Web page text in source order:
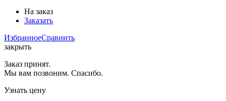
На заказ
Заказать
ИзбранноеСравнить
закрыть
Заказ принят.
Мы вам позвоним. Спасибо.
Узнать цену